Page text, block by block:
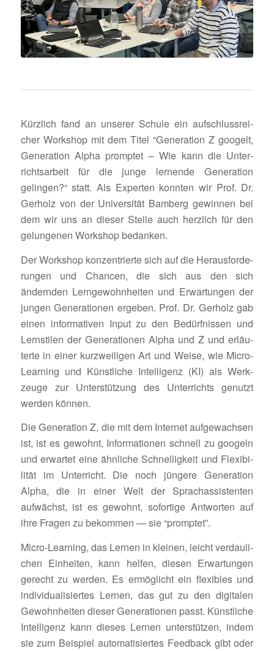
Kürz­lich fand an unserer Schule ein aufschluss­rei­
cher Work­shop mit dem Titel “Gene­ra­tion Z googelt,
Gene­ra­tion Alpha promptet – Wie kann die Unter­
richts­ar­beit für die junge lernende Gene­ra­tion
gelingen?“ statt. Als Experten konnten wir Prof. Dr.
Gerholz von der Univer­sität Bamberg gewinnen bei
dem wir uns an dieser Stelle auch herz­lich für den
gelun­genen Work­shop bedanken.
Der Work­shop konzen­trierte sich auf die Heraus­for­de­
rungen und Chancen, die sich aus den sich
ändernden Lern­ge­wohn­heiten und Erwar­tungen der
jungen Gene­ra­tionen ergeben. Prof. Dr. Gerholz gab
einen infor­ma­tiven Input zu den Bedürf­nissen und
Lern­stilen der Gene­ra­tionen Alpha und Z und erläu­
terte in einer kurz­wei­ligen Art und Weise, wie Micro-
Lear­ning und Künst­liche Intel­li­genz (KI) als Werk­
zeuge zur Unter­stüt­zung des Unter­richts genutzt
werden können.
Die Gene­ra­tion Z, die mit dem Internet aufge­wachsen
ist, ist es gewohnt, Infor­ma­tionen schnell zu googeln
und erwartet eine ähnliche Schnel­lig­keit und Flexi­bi­
lität im Unter­richt. Die noch jüngere Gene­ra­tion
Alpha, die in einer Welt der Sprach­as­sis­tenten
aufwächst, ist es gewohnt, sofor­tige Antworten auf
ihre Fragen zu bekommen — sie “promptet”.
Micro-Lear­ning, das Lernen in kleinen, leicht verdau­li­
chen Einheiten, kann helfen, diesen Erwar­tungen
gerecht zu werden. Es ermög­licht ein flexi­bles und
indi­vi­dua­li­siertes Lernen, das gut zu den digi­talen
Gewohn­heiten dieser Gene­ra­tionen passt. Künst­liche
Intel­li­genz kann dieses Lernen unter­stützen, indem
sie zum Beispiel auto­ma­ti­siertes Feed­back gibt oder